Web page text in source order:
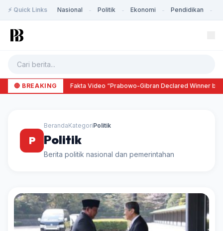
⚡ Quick Links Nasional - Politik - Ekonomi - Pendidikan -
🔴 BREAKINGCek Fakta Video “Prabowo-Gibran Declared Winner by
P
BerandaKategoriPolitik
Politik
Berita politik nasional dan pemerintahan